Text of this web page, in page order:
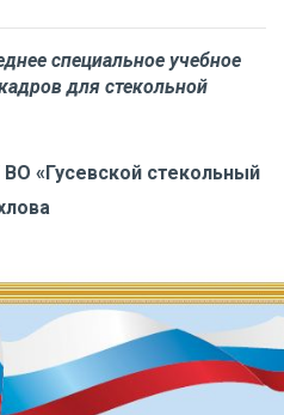
специальное учебное
для стекольной
«Гусевской стекольный